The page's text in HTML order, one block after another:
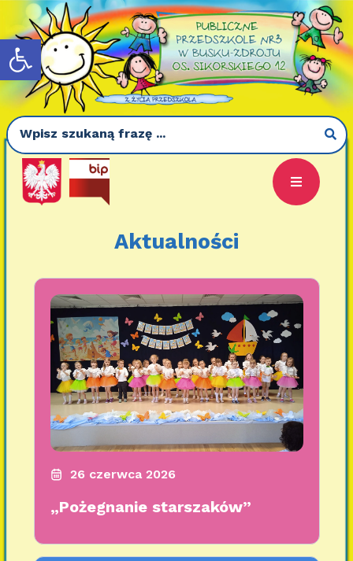
Otwórz pasek narzędzi
Aktualności
26 czerwca 2026
„Pożegnanie starszaków”